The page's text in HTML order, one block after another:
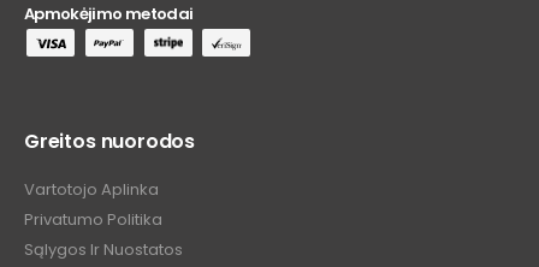
Apmokėjimo metodai
Greitos nuorodos
Vartotojo Aplinka
Privatumo Politika
Sąlygos Ir Nuostatos